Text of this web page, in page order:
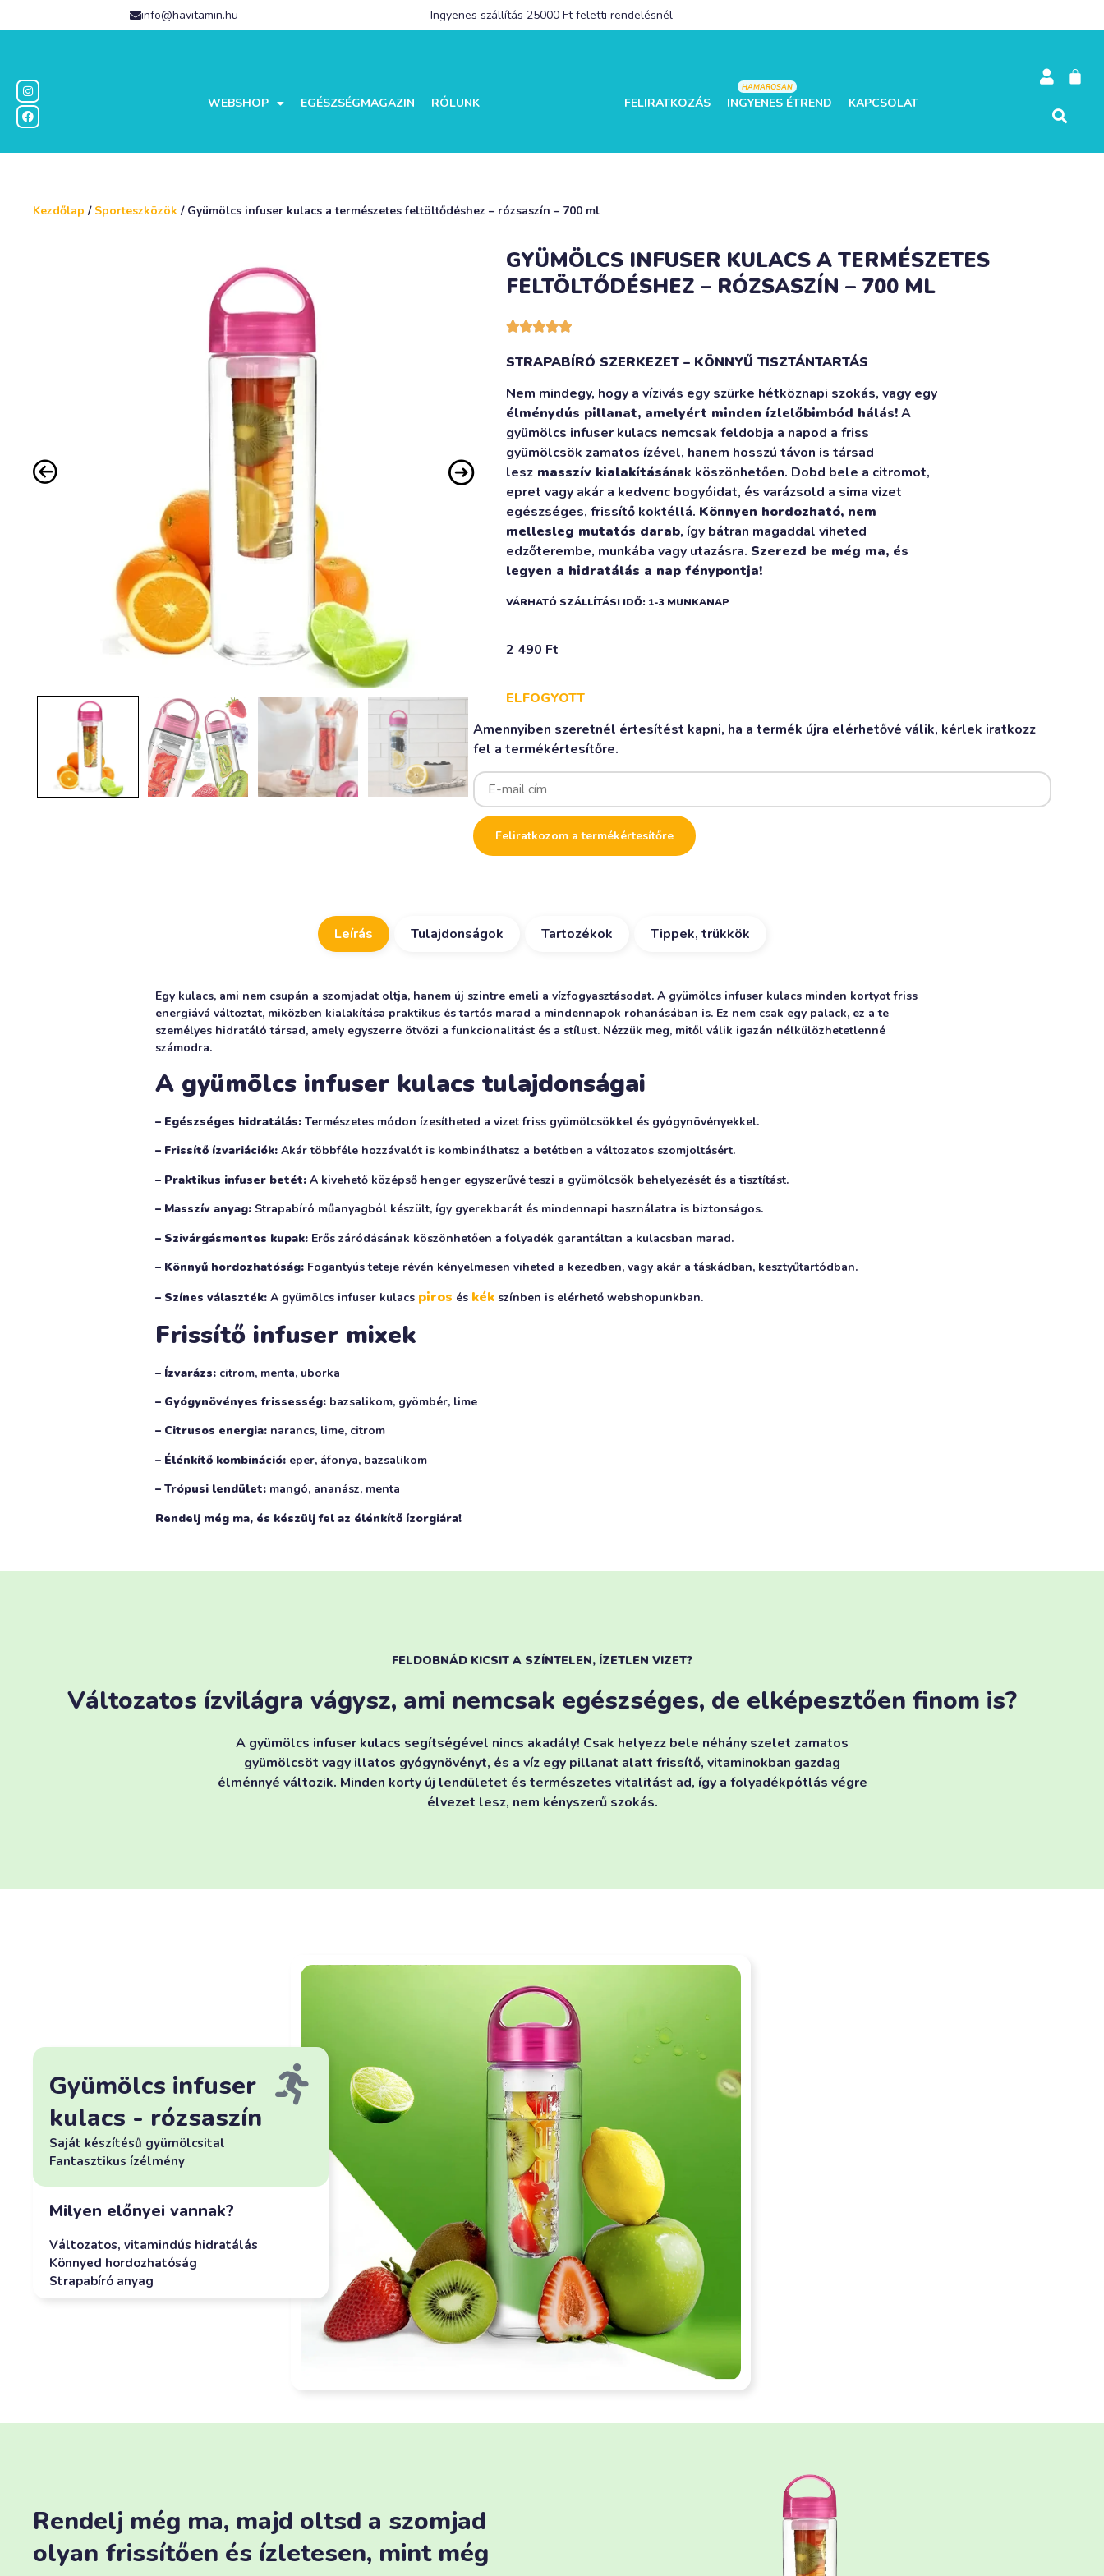
info@havitamin.hu Ingyenes szállítás 25000 Ft feletti rendelésnél
WEBSHOP EGÉSZSÉGMAGAZIN RÓLUNK
HAMAROSAN
FELIRATKOZÁS INGYENES ÉTREND KAPCSOLAT
Kezdőlap / Sporteszközök / Gyümölcs infuser kulacs a természetes feltöltődéshez – rózsaszín – 700 ml
GYÜMÖLCS INFUSER KULACS A TERMÉSZETES
FELTÖLTŐDÉSHEZ – RÓZSASZÍN – 700 ML

STRAPABÍRÓ SZERKEZET – KÖNNYŰ TISZTÁNTARTÁS
Nem mindegy, hogy a vízivás egy szürke hétköznapi szokás, vagy egy
élménydús pillanat, amelyért minden ízlelőbimbód hálás!A
gyümölcs infuser kulacs nemcsak feldobja a napod a friss
gyümölcsök zamatos ízével, hanem hosszú távon is társad
lesz masszív kialakításának köszönhetően. Dobd bele a citromot,
epret vagy akár a kedvenc bogyóidat, és varázsold a sima vizet
egészséges, frissítő koktéllá. Könnyen hordozható, nem
mellesleg mutatós darab, így bátran magaddal viheted
edzőterembe, munkába vagy utazásra. Szerezd be még ma, és
legyen a hidratálás a nap fénypontja!
VÁRHATÓ SZÁLLÍTÁSI IDŐ: 1-3 MUNKANAP
2 490 Ft
ELFOGYOTT
Amennyiben szeretnél értesítést kapni, ha a termék újra elérhetővé válik, kérlek iratkozz
fel a termékértesítőre.
Enter
your
email
address
to
join
the
Feliratkozom a termékértesítőre
Leírás Tulajdonságok Tartozékok Tippek, trükkök
Egy kulacs, ami nem csupán a szomjadat oltja, hanem új szintre emeli a vízfogyasztásodat. A gyümölcs infuser kulacs minden kortyot friss
energiává változtat, miközben kialakítása praktikus és tartós marad a mindennapok rohanásában is. Ez nem csak egy palack, ez a te
személyes hidratáló társad, amely egyszerre ötvözi a funkcionalitást és a stílust. Nézzük meg, mitől válik igazán nélkülözhetetlenné
számodra.
A gyümölcs infuser kulacs tulajdonságai
– Egészséges hidratálás:Természetes módon ízesítheted a vizet friss gyümölcsökkel és gyógynövényekkel.
– Frissítő ízvariációk:Akár többféle hozzávalót is kombinálhatsz a betétben a változatos szomjoltásért.
– Praktikus infuser betét:A kivehető középső henger egyszerűvé teszi a gyümölcsök behelyezését és a tisztítást.
– Masszív anyag:Strapabíró műanyagból készült, így gyerekbarát és mindennapi használatra is biztonságos.
– Szivárgásmentes kupak:Erős záródásának köszönhetően a folyadék garantáltan a kulacsban marad.
– Könnyű hordozhatóság:Fogantyús teteje révén kényelmesen viheted a kezedben, vagy akár a táskádban, kesztyűtartódban.
– Színes választék:A gyümölcs infuser kulacs piros és kékszínben is elérhető webshopunkban.
Frissítő infuser mixek
– Ízvarázs:citrom, menta, uborka
– Gyógynövényes frissesség:bazsalikom, gyömbér, lime
– Citrusos energia:narancs, lime, citrom
– Élénkítő kombináció:eper, áfonya, bazsalikom
– Trópusi lendület:mangó, ananász, menta
Rendelj még ma, és készülj fel az élénkítő ízorgiára!
FELDOBNÁD KICSIT A SZÍNTELEN, ÍZETLEN VIZET?
Változatos ízvilágra vágysz, ami nemcsak egészséges, de elképesztően finom is?
A gyümölcs infuser kulacs segítségével nincs akadály! Csak helyezz bele néhány szelet zamatos
gyümölcsöt vagy illatos gyógynövényt, és a víz egy pillanat alatt frissítő, vitaminokban gazdag
élménnyé változik. Minden korty új lendületet és természetes vitalitást ad, így a folyadékpótlás végre
élvezet lesz, nem kényszerű szokás.
Gyümölcs infuser
kulacs - rózsaszín
Saját készítésű gyümölcsital
Fantasztikus ízélmény
Milyen előnyei vannak?
Változatos, vitamindús hidratálás
Könnyed hordozhatóság
Strapabíró anyag
Rendelj még ma, majd oltsd a szomjad
olyan frissítően és ízletesen, mint még